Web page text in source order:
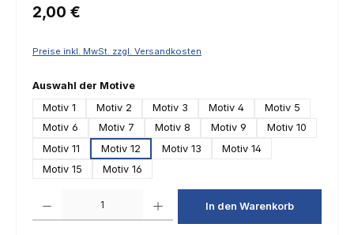
Regulärer Preis:
2,00 €
Preise inkl. MwSt. zzgl. Versandkosten
Auswahl der Motiveauswählen
Motiv 1
Motiv 2 Motiv 3 Motiv 4
Motiv 5
Motiv 6
Motiv 7 Motiv 8 Motiv 9
Motiv 10
Motiv 11
Motiv 12 Motiv 13
Motiv 14
Motiv 15
Motiv 16
In den Warenkorb